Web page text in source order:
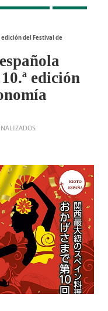
edición del Festival de
edición